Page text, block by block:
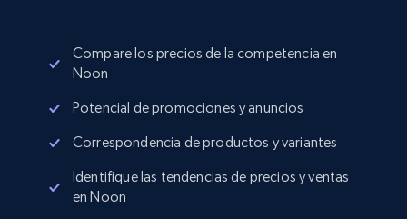
Compare los precios de la competencia en
Noon
Potencial de promociones y anuncios
Correspondencia de productos y variantes
Identifique las tendencias de precios y ventas
en Noon